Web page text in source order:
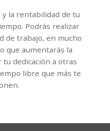
la rentabilidad de tu
Podrás realizar
de trabajo, en mucho
que aumentarás la
dedicación a otras
libre que más te